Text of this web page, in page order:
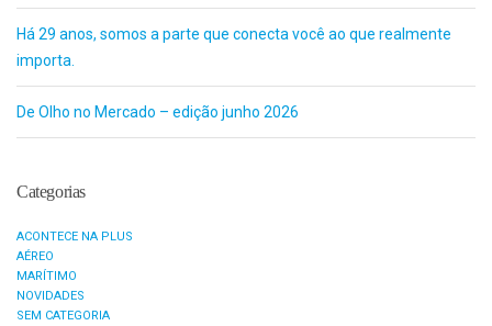
Há 29 anos, somos a parte que conecta você ao que realmente
importa.
De Olho no Mercado – edição junho 2026
Categorias
ACONTECE NA PLUS
AÉREO
MARÍTIMO
NOVIDADES
SEM CATEGORIA